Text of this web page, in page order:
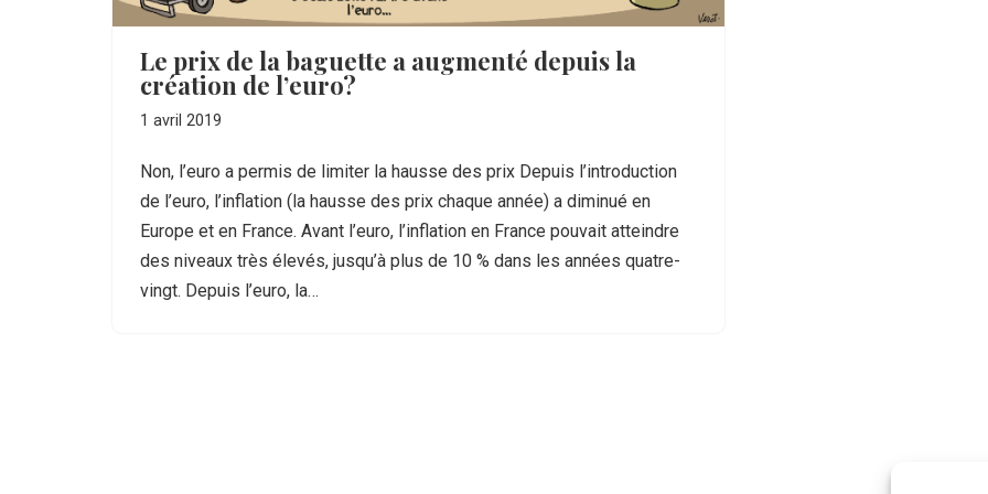
Le prix de la baguette a augmenté depuis la
création de l’euro?
1 avril 2019
Non, l’euro a permis de limiter la hausse des prix Depuis l’introduction
de l’euro, l’inflation (la hausse des prix chaque année) a diminué en
Europe et en France. Avant l’euro, l’inflation en France pouvait atteindre
des niveaux très élevés, jusqu’à plus de 10 % dans les années quatre-
vingt. Depuis l’euro, la…